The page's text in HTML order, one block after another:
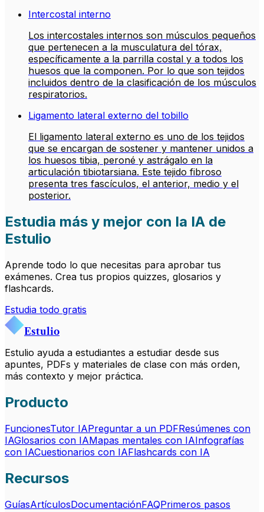
Intercostal interno
Los intercostales internos son músculos pequeños
que pertenecen a la musculatura del tórax,
específicamente a la parrilla costal y a todos los
huesos que la componen. Por lo que son tejidos
incluidos dentro de la clasificación de los músculos
respiratorios.
Ligamento lateral externo del tobillo
El ligamento lateral externo es uno de los tejidos
que se encargan de sostener y mantener unidos a
los huesos tibia, peroné y astrágalo en la
articulación tibiotarsiana. Este tejido fibroso
presenta tres fascículos, el anterior, medio y el
posterior.
Estudia más y mejor con la IA de
Estulio
Aprende todo lo que necesitas para aprobar tus
exámenes. Crea tus propios quizzes, glosarios y
flashcards.
Estudia todo gratis
Estulio
Estulio ayuda a estudiantes a estudiar desde sus
apuntes, PDFs y materiales de clase con más orden,
más contexto y mejor práctica.
Producto
FuncionesTutor IAPreguntar a un PDFResúmenes con
IAGlosarios con IAMapas mentales con IAInfografías
con IACuestionarios con IAFlashcards con IA
Recursos
GuíasArtículosDocumentaciónFAQPrimeros pasos